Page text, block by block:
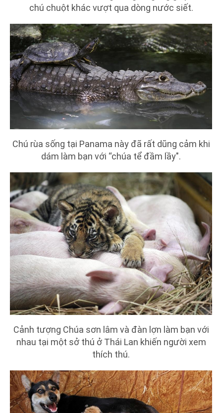
chú chuột khác vượt qua dòng nước siết.
Chú rùa sống tại Panama này đã rất dũng cảm khi
dám làm bạn với “chúa tể đầm lầy".
Cảnh tượng Chúa sơn lâm và đàn lợn làm bạn với
nhau tại một sở thú ở Thái Lan khiến người xem
thích thú.